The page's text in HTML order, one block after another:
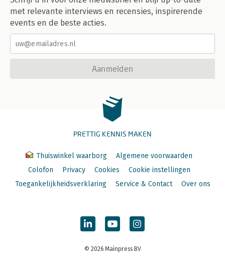
met relevante interviews en recensies, inspirerende
events en de beste acties.
Aanmelden
PRETTIG KENNIS MAKEN
Thuiswinkel waarborg
Algemene voorwaarden
Colofon
Privacy Cookies
Cookie instellingen
Toegankelijkheidsverklaring
Service & Contact Over ons
© 2026 Mainpress BV